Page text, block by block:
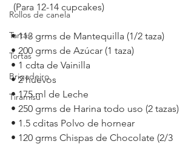
Rollos de canela
Tartas
Tortas
Brigadeiro
Tiramisu
(Para 12-14 cupcakes)
• 113 grms de Mantequilla (1/2 taza)
• 200 grms de Azúcar (1 taza)
• 1 cdta de Vainilla
• 2 huevos
• 175 ml de Leche
• 250 grms de Harina todo uso (2 tazas)
• 1.5 cditas Polvo de hornear
• 120 grms Chispas de Chocolate (2/3